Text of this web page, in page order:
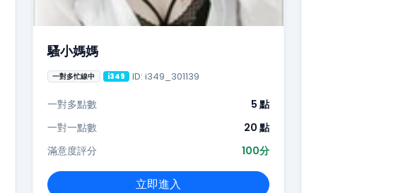
騷小媽媽
一對多忙線中 i349 ID: i349_301139
一對多點數
5 點
一對一點數
20 點
滿意度評分
100分
立即進入